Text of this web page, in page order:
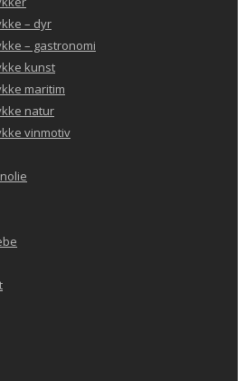
– dyr
– gastronomi
kunst
maritim
natur
vinmotiv